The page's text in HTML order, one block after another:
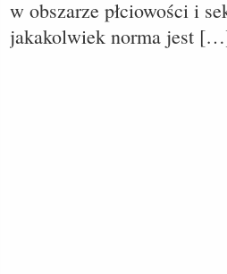
w obszarze płciowości i
jakakolwiek norma jest